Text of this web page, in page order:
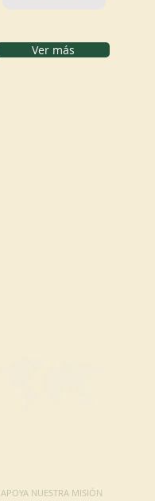
Ver más
APOYA NUESTRA MISIÓN